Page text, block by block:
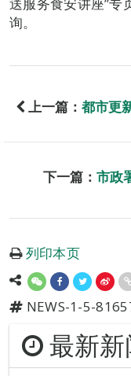
询。
上一篇： 都市更
下一篇： 市政
列印本页
NEWS-1-5-
最新新